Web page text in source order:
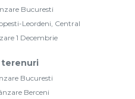
Bucuresti
Leordeni, Central
1 Decembrie
terenuri
Bucuresti
Berceni